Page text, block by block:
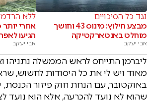
נגד כל הסיכויים
מבצע חילוץ: מינוס 43 וחושך
מוחלט באנטארקטיקה
אבי יעקב
ללא
הגיעו
אבי יעקב
ליברמן התייחס לראש הממשלה נתניהו
מאוד ויש לי את כל היסודות לחשוש,
באוקטובר, עם הנחת חוק פיזור הכנסת,
שהוא לא נועד להכרעה, אלא הוא נועד